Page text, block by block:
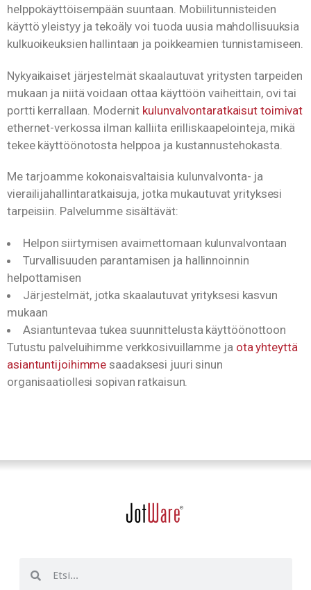
helppokäyttöisempään suuntaan. Mobiilitunnisteiden
käyttö yleistyy ja tekoäly voi tuoda uusia mahdollisuuksia
kulkuoikeuksien hallintaan ja poikkeamien tunnistamiseen.
Nykyaikaiset järjestelmät skaalautuvat yritysten tarpeiden
mukaan ja niitä voidaan ottaa käyttöön vaiheittain, ovi tai
portti kerrallaan. Modernit kulunvalvontaratkaisut toimivat
ethernet-verkossa ilman kalliita erilliskaapelointeja, mikä
tekee käyttöönotosta helppoa ja kustannustehokasta.
Me tarjoamme kokonaisvaltaisia kulunvalvonta- ja
vierailijahallintaratkaisuja, jotka mukautuvat yrityksesi
tarpeisiin. Palvelumme sisältävät:
Helpon siirtymisen avaimettomaan kulunvalvontaan
Turvallisuuden parantamisen ja hallinnoinnin
helpottamisen
Järjestelmät, jotka skaalautuvat yrityksesi kasvun
mukaan
Asiantuntevaa tukea suunnittelusta käyttöönottoon
Tutustu palveluihimme verkkosivuillamme ja ota yhteyttä
asiantuntijoihimme saadaksesi juuri sinun
organisaatiollesi sopivan ratkaisun.